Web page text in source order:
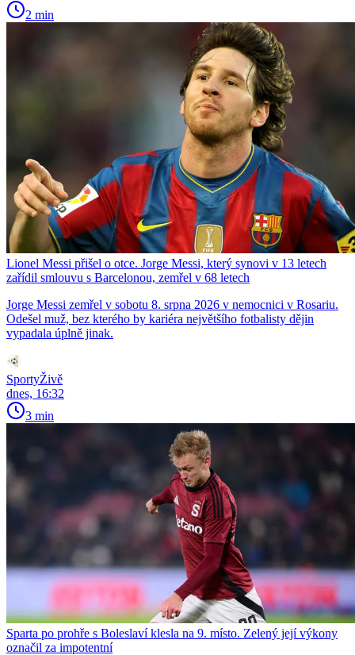
2 min
Lionel Messi přišel o otce. Jorge Messi, který synovi v 13 letech
zařídil smlouvu s Barcelonou, zemřel v 68 letech
Jorge Messi zemřel v sobotu 8. srpna 2026 v nemocnici v Rosariu.
Odešel muž, bez kterého by kariéra největšího fotbalisty dějin
vypadala úplně jinak.
SportyŽivě
dnes, 16:32
3 min
Sparta po prohře s Boleslaví klesla na 9. místo. Zelený její výkony
označil za impotentní